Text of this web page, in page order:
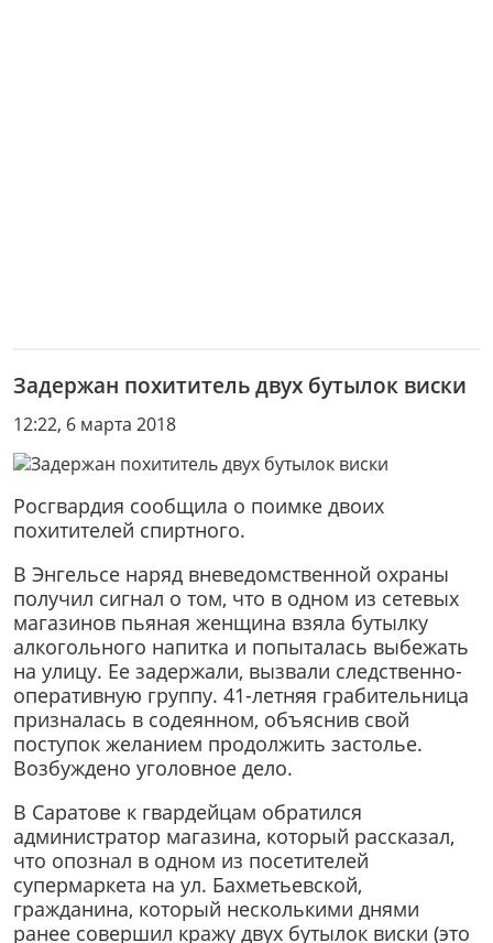
Задержан похититель двух бутылок виски
12:22, 6 марта 2018
Росгвардия сообщила о поимке двоих
похитителей спиртного.
В Энгельсе наряд вневедомственной охраны
получил сигнал о том, что в одном из сетевых
магазинов пьяная женщина взяла бутылку
алкогольного напитка и попыталась выбежать
на улицу. Ее задержали, вызвали следственно-
оперативную группу. 41-летняя грабительница
призналась в содеянном, объяснив свой
поступок желанием продолжить застолье.
Возбуждено уголовное дело.
В Саратове к гвардейцам обратился
администратор магазина, который рассказал,
что опознал в одном из посетителей
супермаркета на ул. Бахметьевской,
гражданина, который несколькими днями
ранее совершил кражу двух бутылок виски (это